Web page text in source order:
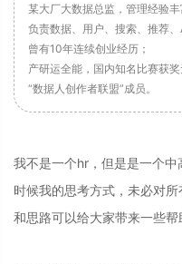
某大厂大数据总监，管理经验丰
负责数据、用户、搜索、推荐、
曾有10年连续创业经历；
产研运全能，国内知名比赛获奖
“数据人创作者联盟”成员。
我不是一个hr，但是是一个
时候我的思考方式，未必对
和思路可以给大家带来一些帮